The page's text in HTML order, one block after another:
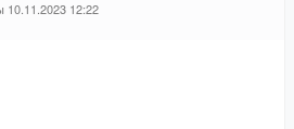
10.11.2023 12:22